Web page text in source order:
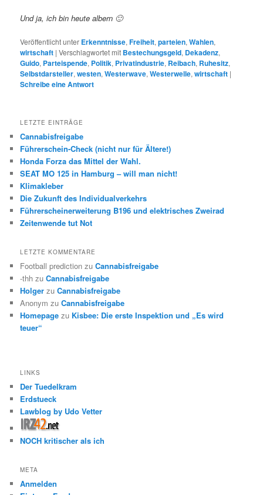
Und ja, ich bin heute albern 🙂
Veröffentlicht unter Erkenntnisse,Freiheit,parteien,Wahlen,
wirtschaft |Verschlagwortet mit Bestechungsgeld, Dekadenz,
Guido, Parteispende, Politik, Privatindustrie, Reibach, Ruhesitz,
Selbstdarsteller,westen,Westerwave,Westerwelle,wirtschaft |
Schreibe eine Antwort
LETZTE EINTRÄGE
Cannabisfreigabe
Führerschein-Check (nicht nur für Ältere!)
Honda Forza das Mittel der Wahl.
SEAT MO 125 in Hamburg – will man nicht!
Klimakleber
Die Zukunft des Individualverkehrs
Führerscheinerweiterung B196 und elektrisches Zweirad
Zeitenwende tut Not
LETZTE KOMMENTARE
Football prediction zuCannabisfreigabe
-thh zuCannabisfreigabe
Holger zuCannabisfreigabe
Anonym zuCannabisfreigabe
Homepage zu Kisbee: Die erste Inspektion und „Es wird
teuer“
LINKS
Der Tuedelkram
Erdstueck
Lawblog by Udo Vetter
NOCH kritischer als ich
META
Anmelden